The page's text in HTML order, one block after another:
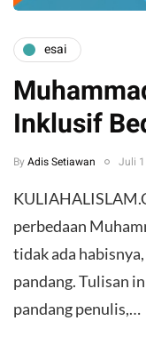
esai
Inklusif
By Adis Setiawan Juli
perbedaan
tidak ada
pandang. Tulisan
pandang penulis,…